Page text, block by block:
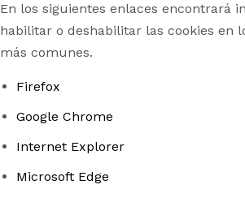
En los siguientes enlaces encontrará
habilitar o deshabilitar las cookies en
más comunes.
Firefox
Google Chrome
Internet Explorer
Microsoft Edge